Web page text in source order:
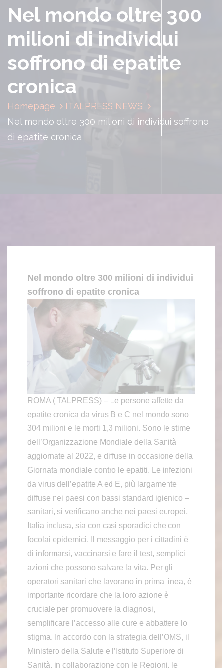
Nel mondo oltre 300
milioni di individui
soffrono di epatite
cronica
Homepage
ITALPRESS NEWS
Nel mondo oltre 300 milioni di individui soffrono
di epatite cronica
Nel mondo oltre 300 milioni di individui
soffrono di epatite cronica
ROMA (ITALPRESS) – Le persone affette da
epatite cronica da virus B e C nel mondo sono
304 milioni e le morti 1,3 milioni. Sono le stime
dell’Organizzazione Mondiale della Sanità
aggiornate al 2022, e diffuse in occasione della
Giornata mondiale contro le epatiti. Le infezioni
da virus dell’epatite A ed E, più largamente
diffuse nei paesi con bassi standard igienico –
sanitari, si verificano anche nei paesi europei,
Italia inclusa, sia con casi sporadici che con
focolai epidemici. Il messaggio per i cittadini è
di informarsi, vaccinarsi e fare il test, semplici
azioni che possono salvare la vita. Per gli
operatori sanitari che lavorano in prima linea, è
importante ricordare che la loro azione è
cruciale per promuovere la diagnosi,
semplificare l’accesso alle cure e abbattere lo
stigma. In accordo con la strategia dell’OMS, il
Ministero della Salute e l’Istituto Superiore di
Sanità, in collaborazione con le Regioni, le